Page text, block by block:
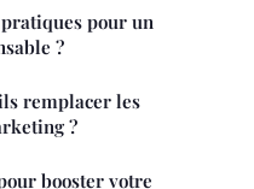
pour un
?
remplacer les
?
booster votre